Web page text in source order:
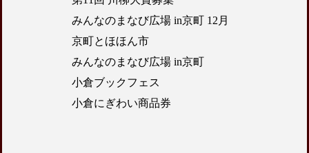
みんなのまなび広場 in京町 12月
京町とほほん市
みんなのまなび広場 in京町
小倉ブックフェス
小倉にぎわい商品券